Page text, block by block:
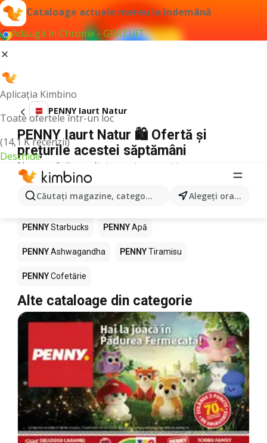
Cataloage actuale mereu la îndemână
Adaugă în Chrome - GRATUIT
Aplicația Kimbino
Toate ofertele într-un loc
(14,1 K recenzii)
Deschide
Căutaţi magazine, categorii, produse... Alegeţi oraşul
PENNY Iaurt Natur
PENNY Iaurt Natur 🛍️ Ofertă și
prețurile acestei săptămâni
Nu am găsit rezultate pentru acest termen.
Alte produse în magazine PENNY
PENNY Pizza PENNY Mango LEGO
PENNYStarbucks PENNYApă
PENNYAshwagandha PENNYTiramisu
PENNYCofetărie
Alte cataloage din categorie